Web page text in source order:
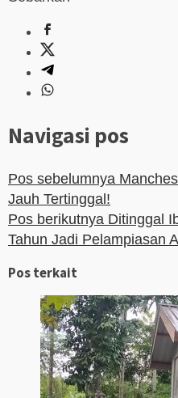
Navigasi pos
Pos sebelumnya
Jauh Tertinggal!
Pos berikutnya Ditinggal
Tahun Jadi Pelampiasan
Pos terkait